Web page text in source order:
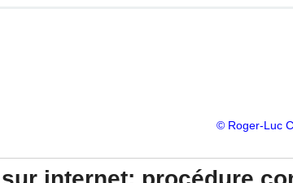
© Roger-Luc